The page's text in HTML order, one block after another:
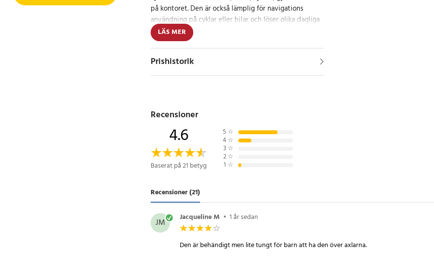
på kontoret. Den är också lämplig för navigations
användning på cyklar eller bilar och löser olika dagliga
problem och låter ditt liv bli lite mera bekvämt och
roligt
Funkar bra till Apple: iPhone X , iPhone 8 , iPhone 8
Plus , iPhone 7 , iPhone 7 Plus , iPhone SE , iPhone 6s ,
Samsung: Galaxy S9 , Galaxy S9+ , Note 8 , Galaxy S8
Active , Galaxy S8 , Galaxy S8+ / G955F , Galaxy S8+ /
G955U , Galaxy Note 7 , Galaxy C5 , Galaxy C7 , Galaxy
J7 (2016) , Galaxy S7 Edge , Galaxy J1 (2016) , Galaxy
Note 5
Vikt 470g
Artikelnummer:73867
LÄS MER
Prishistorik
Recensioner
4.6
Baserat på 21 betyg
5 ☆
4 ☆
3 ☆
2 ☆
1 ☆
Recensioner (21)
JM Jacqueline M • 1 år sedan
Den är behändigt men lite tungt för barn att ha den över axlarna.